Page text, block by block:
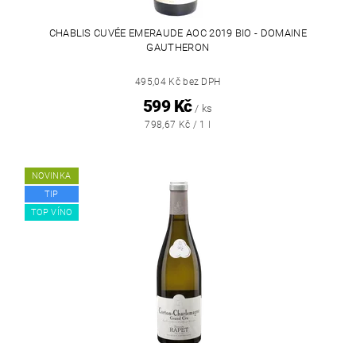
CHABLIS CUVÉE EMERAUDE AOC 2019 BIO - DOMAINE
GAUTHERON
495,04 Kč bez DPH
599 Kč / ks
798,67 Kč / 1 l
NOVINKA
TIP
TOP VÍNO